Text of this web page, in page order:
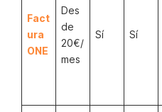
Fact
ura
ONE
Des
de
20€/
mes
Sí Sí